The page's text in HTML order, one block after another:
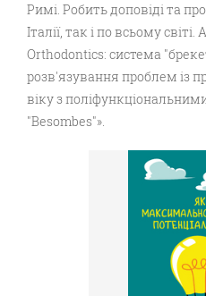
Римі. Робить доповіді та
Італії, так і по всьому
Orthodontics: система
розв'язування проблем із
віку з
"Besombes"».